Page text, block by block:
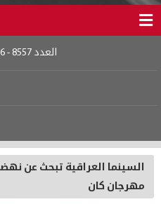
العمل ينفي
تبحث عن نهضتها.. من صالات